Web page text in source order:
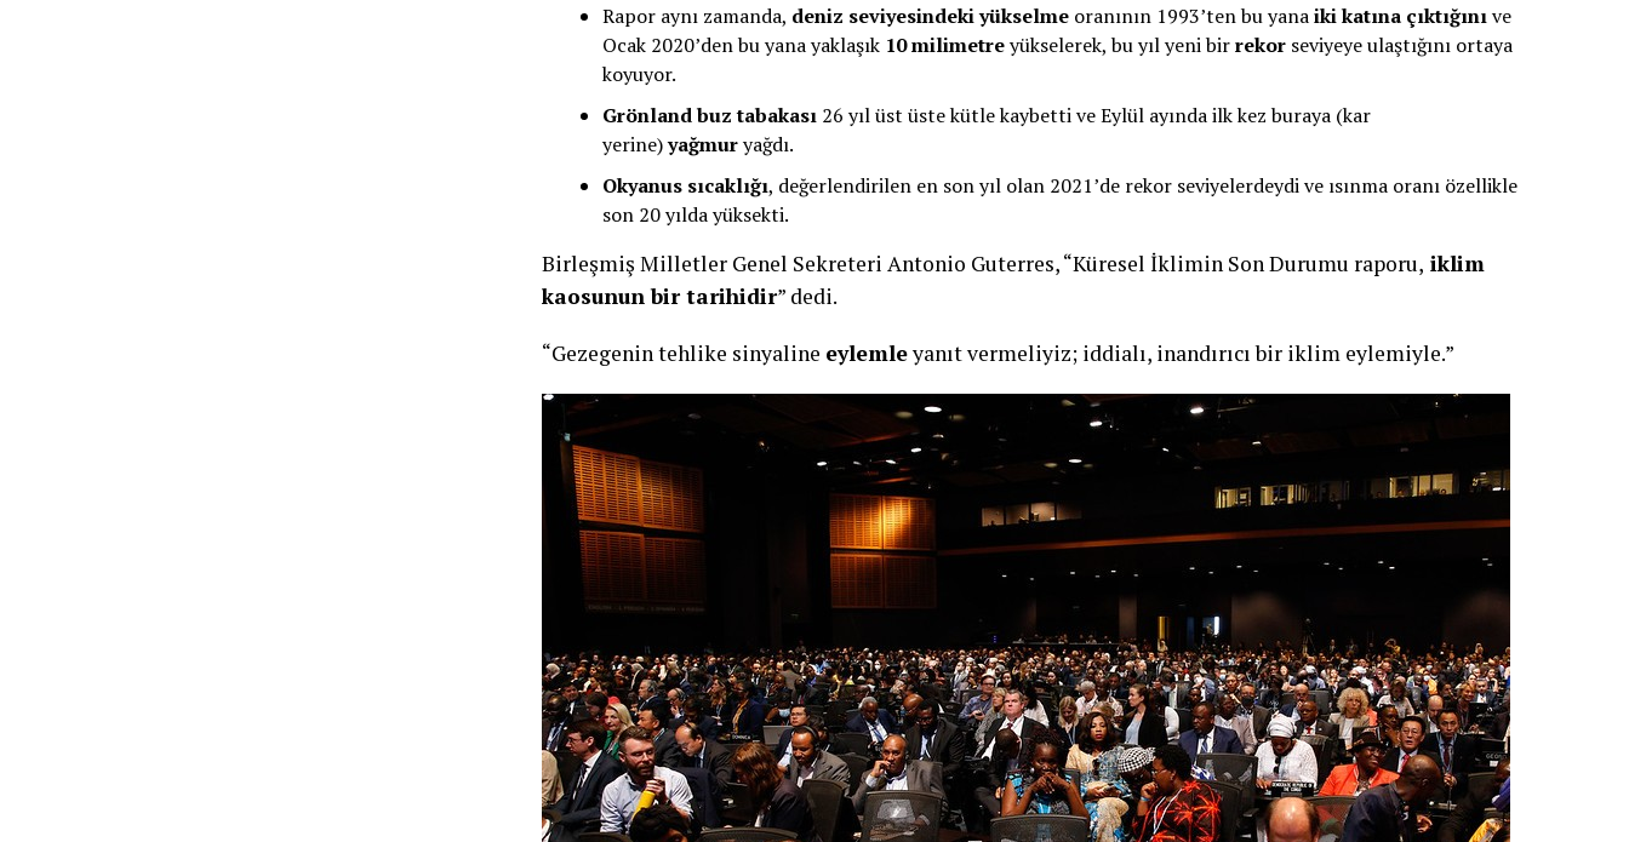
Rapor aynı zamanda, deniz seviyesindeki yükselme oranının 1993’ten bu yanaiki katına çıktığınıve
Ocak 2020’den bu yana yaklaşık 10 milimetreyükselerek, bu yıl yeni birrekor seviyeye ulaştığını ortaya
koyuyor.
Grönlandbuz tabakası 26 yıl üst üste kütle kaybetti ve Eylül ayında ilk kez buraya (kar
yerine)yağmuryağdı.
Okyanus sıcaklığı, değerlendirilen en son yıl olan 2021’de rekor seviyelerdeydi ve ısınma oranı özellikle
son 20 yılda yüksekti.
Birleşmiş Milletler Genel Sekreteri Antonio Guterres, “Küresel İklimin Son Durumu raporu, iklim
kaosunun bir tarihidir” dedi.
“Gezegenin tehlike sinyaline eylemleyanıt vermeliyiz; iddialı, inandırıcı bir iklim eylemiyle.”